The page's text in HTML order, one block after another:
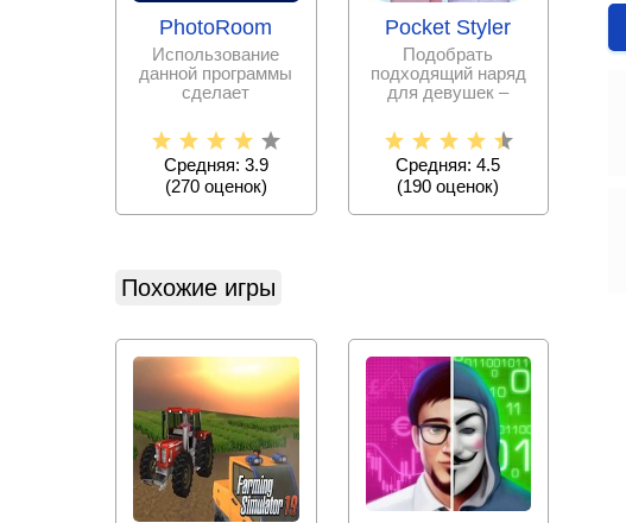
PhotoRoom
Использование
данной программы
сделает
фотографий
простым и
Средняя: 3.9
(270оценок)
Pocket Styler
Подобрать
подходящий наряд
для девушек –
непростое.
Испытайте свои
силы в
Средняя: 4.5
(190 оценок)
Похожие игры